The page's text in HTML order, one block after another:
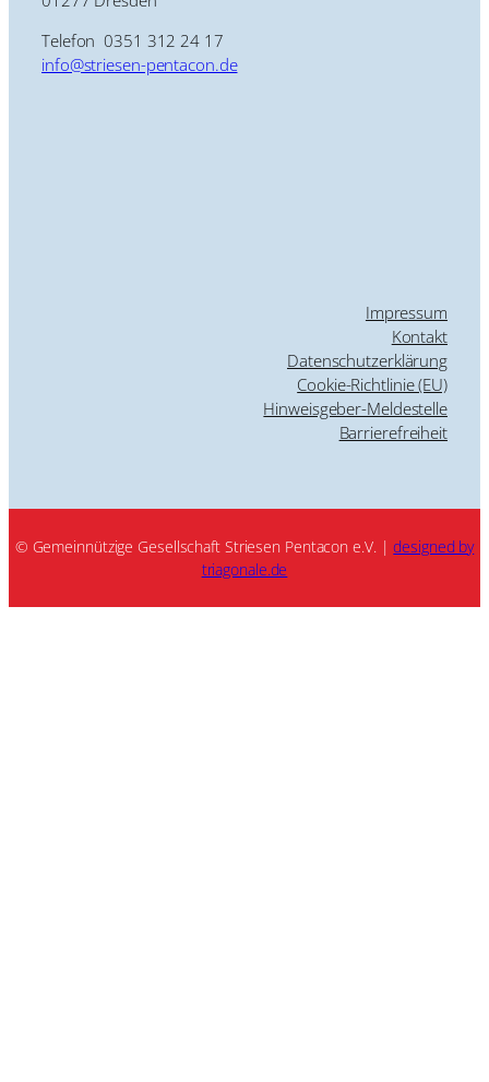
Telefon 0351 312 24 17
info@striesen-pentacon.de
Impressum
Kontakt
Datenschutzerklärung
Cookie-Richtlinie (EU)
Hinweisgeber-Meldestelle
Barrierefreiheit
© Gemeinnützige Gesellschaft Striesen Pentacon e.V. |designed by
triagonale.de